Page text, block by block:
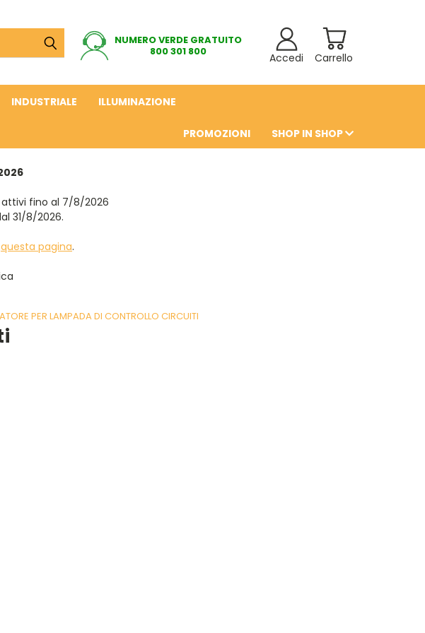
NUMERO VERDE GRATUITO
800 301 800
Carrello
Accedi
INDUSTRIALE ILLUMINAZIONE
PROMOZIONI SHOP IN SHOP
fino al 7/8/2026
31/8/2026.
questa pagina.
PER LAMPADA DI CONTROLLO CIRCUITI